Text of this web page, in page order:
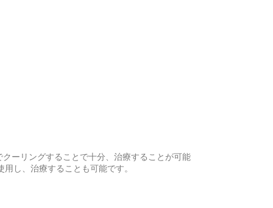
ーリングすることで十分、治療することが可能
し、治療することも可能です。